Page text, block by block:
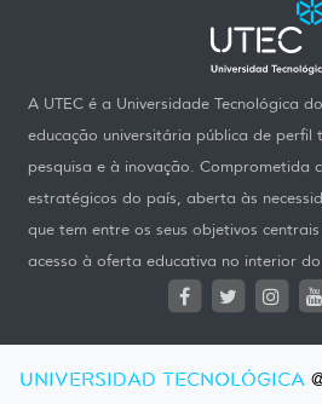
A UTEC é a Universidade Tecnológica
educação universitária pública de perfil
pesquisa e à inovação. Comprometida
estratégicos do país, aberta às
que tem entre os seus objetivos
acesso à oferta educativa no interior
UNIVERSIDAD TECNOLÓGICA